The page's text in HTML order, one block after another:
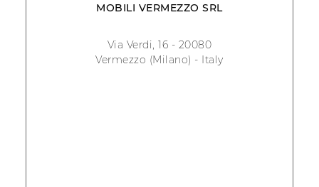
MOBILI VERMEZZO SRL
Via Verdi, 16 - 20080
Vermezzo (Milano) - Italy